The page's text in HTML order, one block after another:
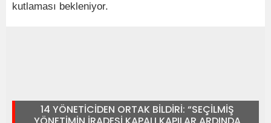
kutlaması bekleniyor.
14 YÖNETİCİDEN ORTAK BİLDİRİ: “SEÇİLMİŞ